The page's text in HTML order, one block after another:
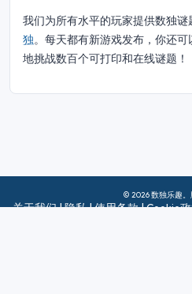
我们为所有水平的玩家提供数独谜
独。每天都有新游戏发布，你还可
地挑战数百个可打印和在线谜题！
© 2026 数独乐趣。
关于我们|隐私|使用条款|Cookie